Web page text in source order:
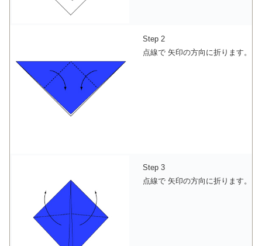
Step 2
点線で 矢印の方向に折ります。
Step 3
点線で 矢印の方向に折ります。